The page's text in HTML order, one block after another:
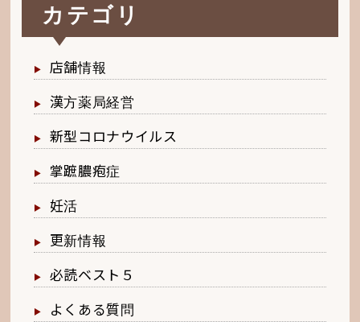
カテゴリ
店舗情報
漢方薬局経営
新型コロナウイルス
掌蹠膿疱症
妊活
更新情報
必読ベスト５
よくある質問